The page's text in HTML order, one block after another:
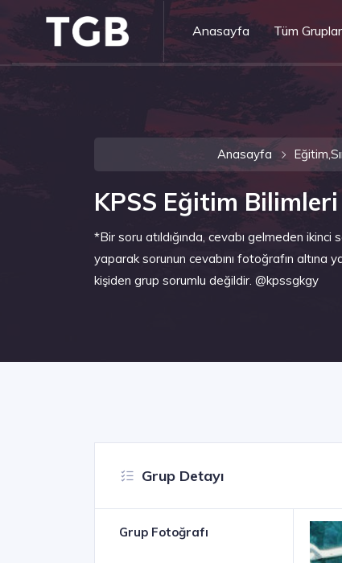
Anasayfa Tüm Gruplar
Anasayfa
KPSS Eğitim Bilimleri
*Bir soru atıldığında, cevabı gelmeden
yaparak sorunun cevabını fotoğrafın altına
kişiden grup sorumlu değildir. @kpssgkgy
Grup Detayı
Grup Fotoğrafı